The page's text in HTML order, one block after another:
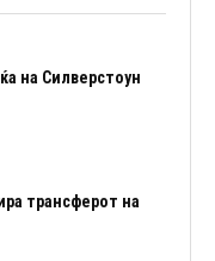
на Силверстоун
трансферот на